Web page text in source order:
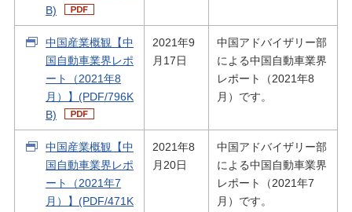
B)
中国産業概観【中
国自動車業界レポ
ート（2021年8
月）】(PDF/796K
B)
2021年9
月17日
中国アドバイザリー部
による中国自動車業界
レポート（2021年8
月）です。
中国産業概観【中
国自動車業界レポ
ート（2021年7
月）】(PDF/471K
2021年8
月20日
中国アドバイザリー部
による中国自動車業界
レポート（2021年7
月）です。